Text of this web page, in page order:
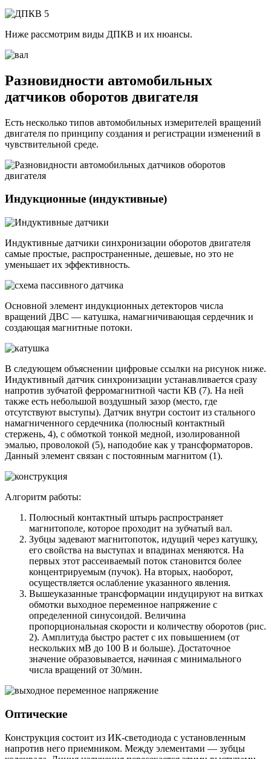
Ниже рассмотрим виды ДПКВ и их нюансы.
Разновидности автомобильных
датчиков оборотов двигателя
Есть несколько типов автомобильных измерителей вращений
двигателя по принципу создания и регистрации изменений в
чувствительной среде.
Индукционные (индуктивные)
Индуктивные датчики синхронизации оборотов двигателя
самые простые, распространенные, дешевые, но это не
уменьшает их эффективность.
Основной элемент индукционных детекторов числа
вращений ДВС — катушка, намагничивающая сердечник и
создающая магнитные потоки.
В следующем объяснении цифровые ссылки на рисунок ниже.
Индуктивный датчик синхронизации устанавливается сразу
напротив зубчатой ферромагнитной части КВ (7). На ней
также есть небольшой воздушный зазор (место, где
отсутствуют выступы). Датчик внутри состоит из стального
намагниченного сердечника (полюсный контактный
стержень, 4), с обмоткой тонкой медной, изолированной
эмалью, проволокой (5), наподобие как у трансформаторов.
Данный элемент связан с постоянным магнитом (1).
Алгоритм работы:
Полюсный контактный штырь распространяет
магнитополе, которое проходит на зубчатый вал.
Зубцы задевают магнитопоток, идущий через катушку,
его свойства на выступах и впадинах меняются. На
первых этот рассеиваемый поток становится более
концентрируемым (пучок). На вторых, наоборот,
осуществляется ослабление указанного явления.
Вышеуказанные трансформации индуцируют на витках
обмотки выходное переменное напряжение с
определенной синусоидой. Величина
пропорциональная скорости и количеству оборотов (рис.
2). Амплитуда быстро растет с их повышением (от
нескольких мВ до 100 В и больше). Достаточное
значение образовывается, начиная с минимального
числа вращений от 30/мин.
Оптические
Конструкция состоит из ИК-светодиода с установленным
напротив него приемником. Между элементами — зубцы